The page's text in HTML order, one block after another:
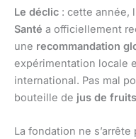
Le déclic : cette année,
Santé a officiellement
une recommandation
expérimentation locale
international. Pas mal
bouteille de jus de fruits
La fondation ne